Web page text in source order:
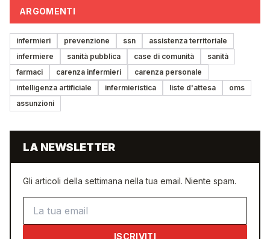
ARGOMENTI
infermieri prevenzione ssn
assistenza territoriale
infermiere
sanità pubblica case di comunità
sanità
farmaci
carenza infermieri
carenza personale
intelligenza artificiale
infermieristica liste d'attesa
oms
assunzioni
LA NEWSLETTER
Gli articoli della settimana nella tua email. Niente spam.
ISCRIVITI